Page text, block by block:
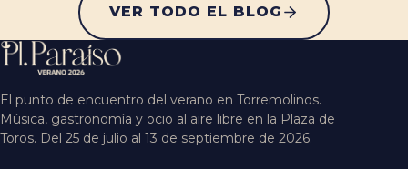
VER TODO EL BLOG
El punto de encuentro del verano en Torremolinos.
Música, gastronomía y ocio al aire libre en la Plaza de
Toros. Del 25 de julio al 13 de septiembre de 2026.